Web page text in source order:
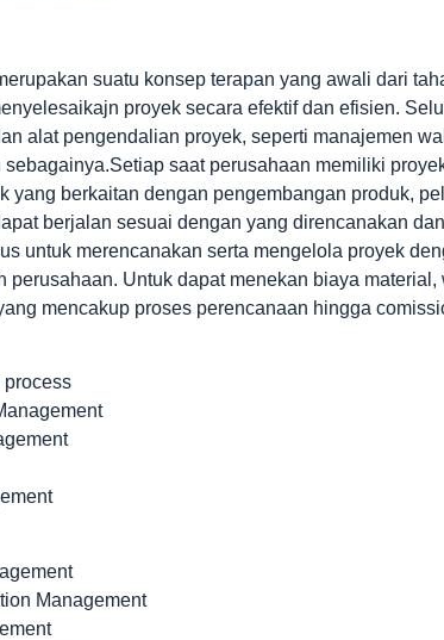
suatu konsep terapan yang awali dari
proyek secara efektif dan efisien.
alat pengendalian proyek, seperti manajemen
saat perusahaan memiliki
yang berkaitan dengan pengembangan produk,
berjalan sesuai dengan yang direncanakan
untuk merencanakan serta mengelola proyek
perusahaan. Untuk dapat menekan biaya
mencakup proses perencanaan hingga
process
Management